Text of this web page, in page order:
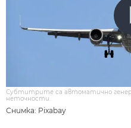
Снимка: Pixabay
Субтитрите са автоматично
неточности.